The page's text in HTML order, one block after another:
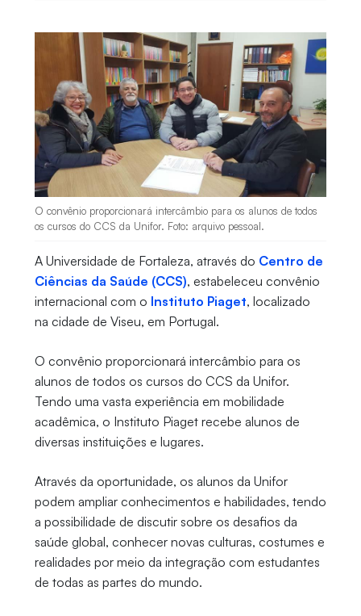
O convênio proporcionará intercâmbio para os alunos de todos
os cursos do CCS da Unifor. Foto: arquivo pessoal.
A Universidade de Fortaleza, através do Centro de
Ciências da Saúde (CCS), estabeleceu convênio
internacional com o Instituto Piaget, localizado
na cidade de Viseu, em Portugal.
O convênio proporcionará intercâmbio para os
alunos de todos os cursos do CCS da Unifor.
Tendo uma vasta experiência em mobilidade
acadêmica, o Instituto Piaget recebe alunos de
diversas instituições e lugares.
Através da oportunidade, os alunos da Unifor
podem ampliar conhecimentos e habilidades, tendo
a possibilidade de discutir sobre os desafios da
saúde global, conhecer novas culturas, costumes e
realidades por meio da integração com estudantes
de todas as partes do mundo.